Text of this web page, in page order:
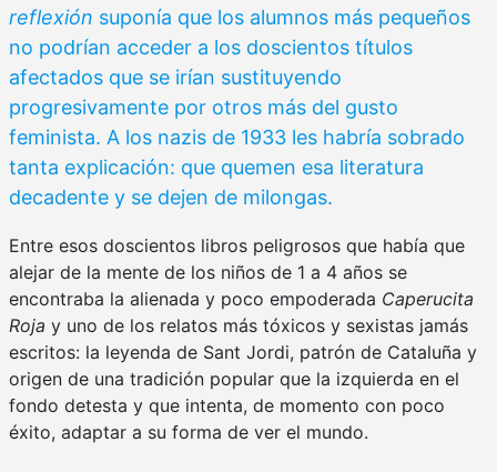
reflexión suponía que los alumnos más pequeños
no podrían acceder a los doscientos títulos
afectados que se irían sustituyendo
progresivamente por otros más del gusto
feminista. A los nazis de 1933 les habría sobrado
tanta explicación: que quemen esa literatura
decadente y se dejen de milongas.
Entre esos doscientos libros peligrosos que había que
alejar de la mente de los niños de 1 a 4 años se
encontraba la alienada y poco empoderada Caperucita
Roja y uno de los relatos más tóxicos y sexistas jamás
escritos: la leyenda de Sant Jordi, patrón de Cataluña y
origen de una tradición popular que la izquierda en el
fondo detesta y que intenta, de momento con poco
éxito, adaptar a su forma de ver el mundo.